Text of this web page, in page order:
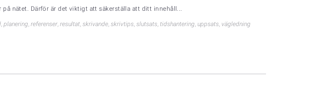
nätet. Därför är det viktigt att säkerställa att ditt innehåll...
, planering, referenser, resultat, skrivande, skrivtips, slutsats, tidshantering, uppsats, vägledning